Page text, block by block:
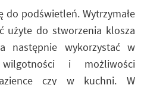
do podświetleń. Wytrzymałe
użyte do stworzenia klosza
następnie wykorzystać w
i możliwości
czy w kuchni. W